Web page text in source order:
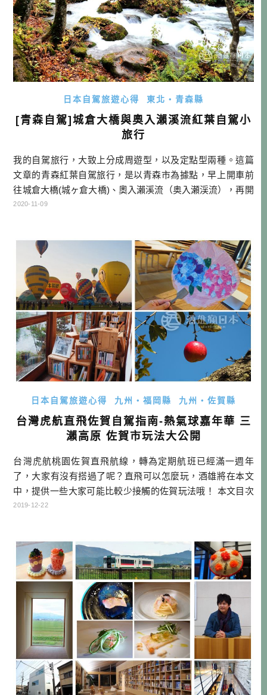
日本自駕旅遊心得 東北・青森縣
[青森自駕]城倉大橋與奧入瀨溪流紅葉自駕小
旅行
我的自駕旅行，大致上分成周遊型，以及定點型兩種。這篇
文章的青森紅葉自駕旅行，是以青森市為據點，早上開車前
往城倉大橋(城ヶ倉大橋)、奧入瀨溪流（奥入瀬渓流），再開
回青森市區的行程。大致上天黑前就可以回到市區，享受晚
制霸之前，幾乎都以這樣的方式自駕遊日本。大致上行程會
跨一～三縣，一部分使用高 […]…
2020-11-09
日本自駕旅遊心得 九州・福岡縣 九州・佐賀縣
台灣虎航直飛佐賀自駕指南-熱氣球嘉年華 三
瀨高原 佐賀市玩法大公開
台灣虎航桃園佐賀直飛航線，轉為定期航班已經滿一週年
了，大家有沒有搭過了呢？直飛可以怎麼玩，酒雄將在本文
中，提供一些大家可能比較少接觸的佐賀玩法哦！ 本文目次
台灣虎航佐賀直飛 熱氣球嘉年華 一年一度的國際盛會 佐賀
吃－有明海孕育的美味 佐賀機場週邊玩什麼？ 佐賀第一拉麵
いちげん 台灣虎 […]…
2019-12-22